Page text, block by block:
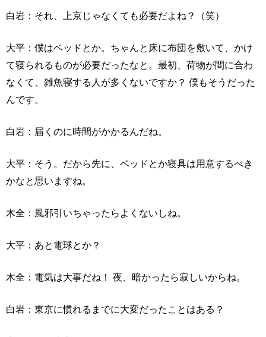
白岩：それ、上京じゃなくても必要だよね？（笑）
大平：僕はベッドとか。ちゃんと床に布団を敷いて、かけ
て寝られるものが必要だったなと。最初、荷物が間に合わ
なくて、雑魚寝する人が多くないですか？ 僕もそうだった
んです。
白岩：届くのに時間がかかるんだね。
大平：そう。だから先に、ベッドとか寝具は用意するべき
かなと思いますね。
木全：風邪引いちゃったらよくないしね。
大平：あと電球とか？
木全：電気は大事だね！ 夜、暗かったら寂しいからね。
白岩：東京に慣れるまでに大変だったことはある？